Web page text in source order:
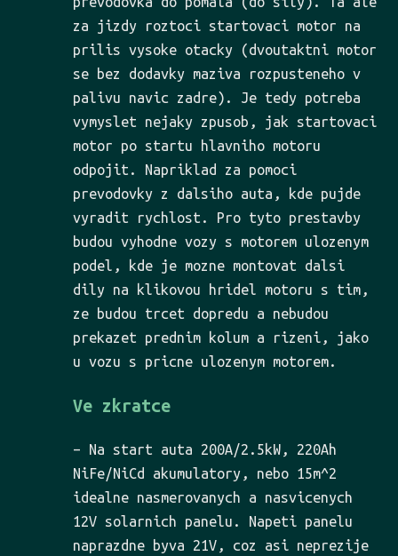
za jizdy roztoci startovaci motor na
prilis vysoke otacky (dvoutaktni motor
se bez dodavky maziva rozpusteneho v
palivu navic zadre). Je tedy potreba
vymyslet nejaky zpusob, jak startovaci
motor po startu hlavniho motoru
odpojit. Napriklad za pomoci
prevodovky z dalsiho auta, kde pujde
vyradit rychlost. Pro tyto prestavby
budou vyhodne vozy s motorem ulozenym
podel, kde je mozne montovat dalsi
dily na klikovou hridel motoru s tim,
ze budou trcet dopredu a nebudou
prekazet prednim kolum a rizeni, jako
u vozu s pricne ulozenym motorem.
Ve zkratce
– Na start auta 200A/2.5kW, 220Ah
NiFe/NiCd akumulatory, nebo 15m^2
idealne nasmerovanych a nasvicenych
12V solarnich panelu. Napeti panelu
naprazdne byva 21V, coz asi neprezije